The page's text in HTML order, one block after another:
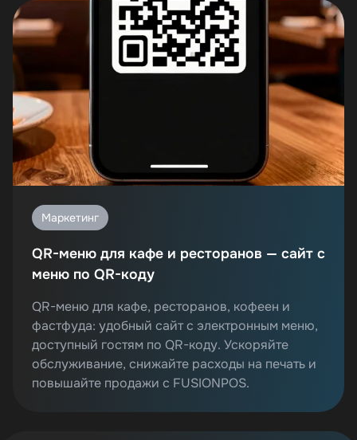
Маркетинг
QR-меню для кафе и ресторанов — сайт с
меню по QR-коду
QR-меню для кафе, ресторанов, кофеен и
фастфуда: удобный сайт с электронным меню,
доступный гостям по QR-коду. Ускоряйте
обслуживание, снижайте расходы на печать и
повышайте продажи с FUSIONPOS.